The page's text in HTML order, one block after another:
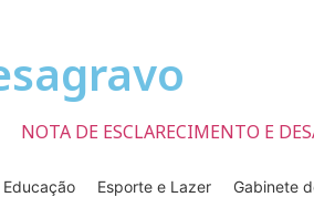
NOTA DE ESCLARECIMENTO E
Educação Esporte e Lazer Gabinete